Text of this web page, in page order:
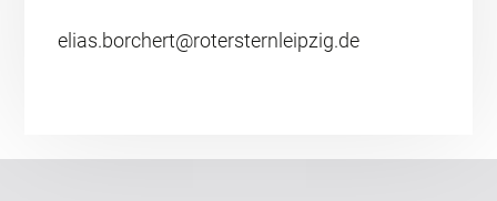
elias.borchert@rotersternleipzig.de